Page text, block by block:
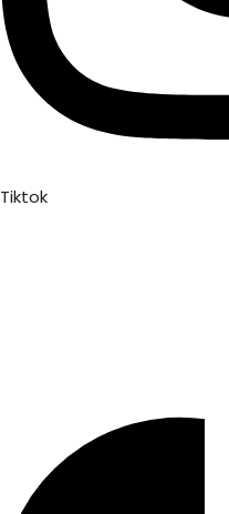
Tiktok